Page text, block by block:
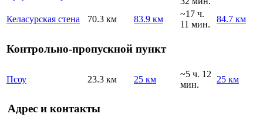
Келасурская стена 70.3 км 83.9 км
~17 ч.
11 мин.
84.7 км
Контрольно-пропускной пункт
Псоу 23.3 км 25 км
~5 ч. 12
мин.
25 км
Адрес и контакты